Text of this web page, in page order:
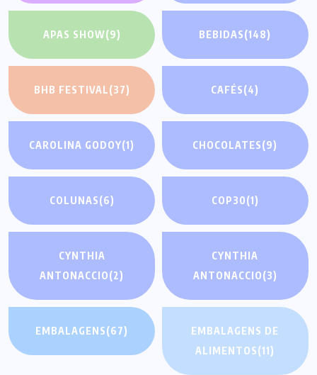
APAS SHOW(9) BEBIDAS(148)
BHB FESTIVAL(37) CAFÉS(4)
CAROLINA GODOY(1) CHOCOLATES(9)
COLUNAS(6) COP30(1)
CYNTHIA
ANTONACCIO(2)
CYNTHIA
ANTONACCIO(3)
EMBALAGENS(67)
EMBALAGENS DE
ALIMENTOS(11)